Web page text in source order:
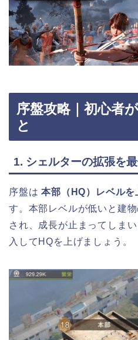
序盤攻略｜初心者
と
1. シェルターの拡張を
序盤は本部（HQ）レベル
す。本部レベルが低いと建
され、成長が止まってしま
入してHQを上げましょう。